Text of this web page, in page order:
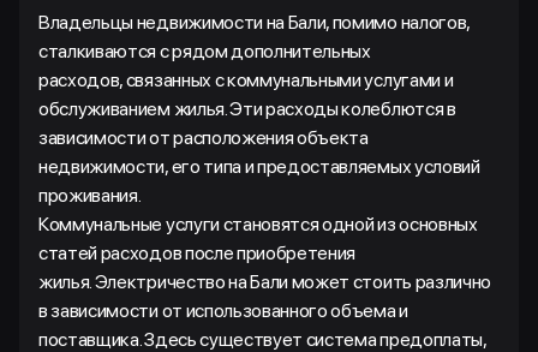
Владельцы недвижимости на Бали, помимо налогов,
сталкиваются с рядом дополнительных
расходов, связанных с коммунальными услугами и
обслуживанием жилья. Эти расходы колеблются в
зависимости от расположения объекта
недвижимости, его типа и предоставляемых условий
проживания.
Коммунальные услуги становятся одной из основных
статей расходов после приобретения
жилья. Электричество на Бали может стоить различно
в зависимости от использованного объема и
поставщика. Здесь существует система предоплаты,